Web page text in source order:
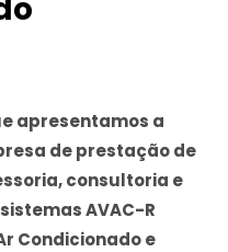
apresentamos a
de prestação de
consultoria e
AVAC-R
Condicionado e